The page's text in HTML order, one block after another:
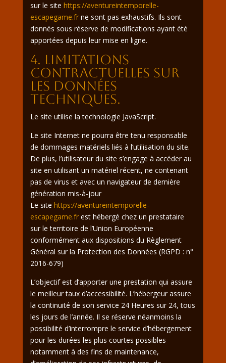
sur le site https://aventureintemporelle-
escapegame.frne sont pas exhaustifs. Ils sont
donnés sous réserve de modifications ayant été
apportées depuis leur mise en ligne.
4. Limitations
contractuelles sur
les données
techniques.
Le site utilise la technologie JavaScript.
Le site Internet ne pourra être tenu responsable
de dommages matériels liés à l’utilisation du site.
De plus, l’utilisateur du site s’engage à accéder au
site en utilisant un matériel récent, ne contenant
pas de virus et avec un navigateur de dernière
génération mis-à-jour
Le site https://aventureintemporelle-
escapegame.frest hébergé chez un prestataire
sur le territoire de l’Union Européenne
conformément aux dispositions du Règlement
Général sur la Protection des Données (RGPD : n°
2016-679)
L’objectif est d’apporter une prestation qui assure
le meilleur taux d’accessibilité. L’hébergeur assure
la continuité de son service 24 Heures sur 24, tous
les jours de l’année. Il se réserve néanmoins la
possibilité d’interrompre le service d’hébergement
pour les durées les plus courtes possibles
notamment à des fins de maintenance,